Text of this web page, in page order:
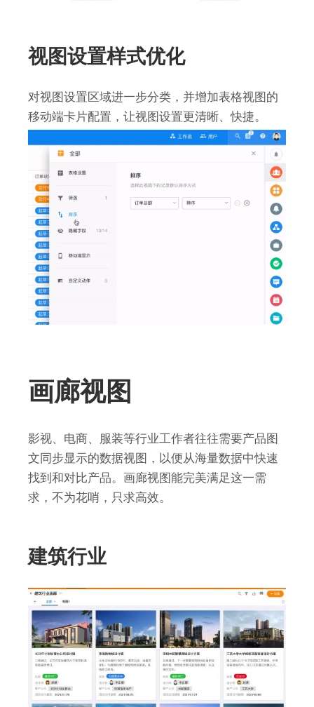
视图设置样式优化
对视图设置区域进一步分类，并增加表格视图的
移动端卡片配置，让视图设置更清晰、快捷。
画廊视图
影视、电商、服装等行业工作者往往需要产品图
文同步显示的数据视图，以便从海量数据中快速
找到和对比产品。画廊视图能完美满足这一需
求，不为花哨，只求高效。
建筑行业